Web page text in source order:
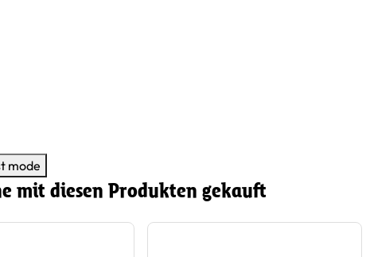
mode
mit diesen Produkten gekauft